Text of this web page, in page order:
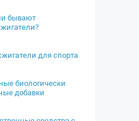
бывают
для спорта
биологически
добавки